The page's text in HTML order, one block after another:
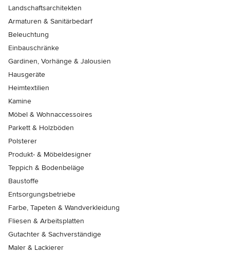
Landschaftsarchitekten
Armaturen & Sanitärbedarf
Beleuchtung
Einbauschränke
Gardinen, Vorhänge & Jalousien
Hausgeräte
Heimtextilien
Kamine
Möbel & Wohnaccessoires
Parkett & Holzböden
Polsterer
Produkt- & Möbeldesigner
Teppich & Bodenbeläge
Baustoffe
Entsorgungsbetriebe
Farbe, Tapeten & Wandverkleidung
Fliesen & Arbeitsplatten
Gutachter & Sachverständige
Maler & Lackierer